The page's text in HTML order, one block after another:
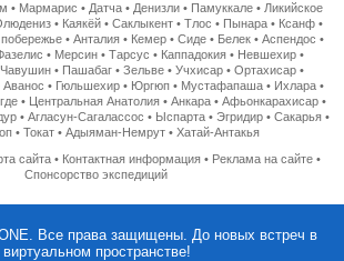
• Мармарис • Датча• Денизли• Памуккале• Ликийское
• Каякёй •Саклыкент •Тлос • Пынара • Ксанф •
•Анталия • Кемер •Сиде • Белек •Аспендос •
• Мерсин •Тарсус • Каппадокия • Невшехир •
Чавушин• Пашабаг• Зельве• Учхисар• Ортахисар•
Аванос • Гюльшехир• Юргюп• Мустафапаша• Ихлара•
• Центральная Анатолия• Анкара• Афьонкарахисар•
•Агласун-Сагалассос • Ыспарта •Эгридир •Сакарья •
•Токат •Адыяман-Немрут •Хатай-Антакья
сайта • Контактная информация • Реклама на сайте •
Спонсорство экспедиций
Все права защищены. До новых встреч в
виртуальном пространстве!